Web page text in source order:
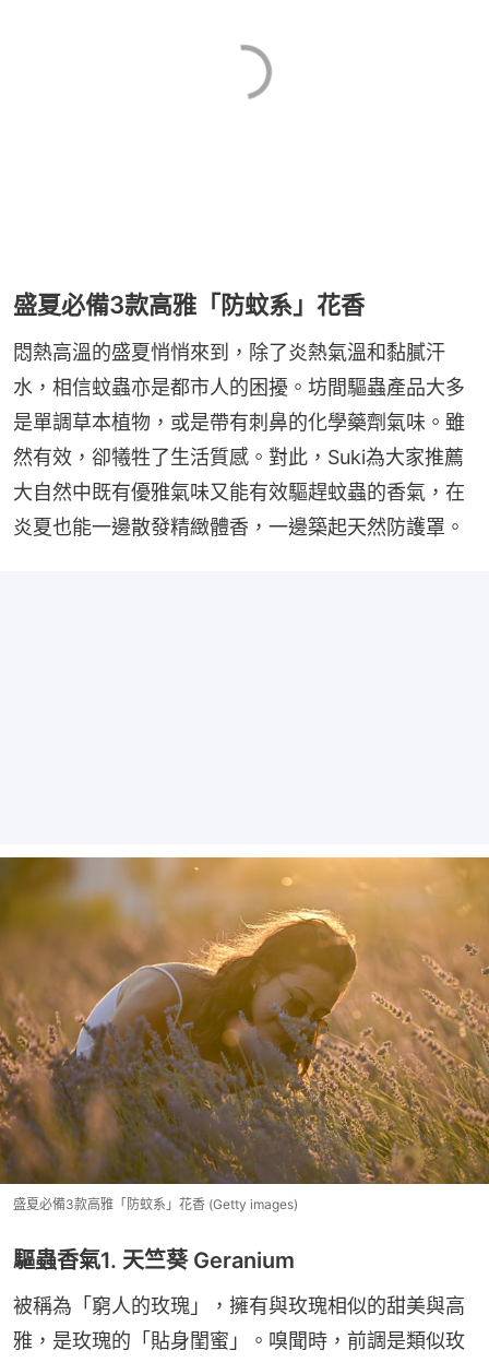
盛夏必備3款高雅「防蚊系」花香
悶熱高溫的盛夏悄悄來到，除了炎熱氣溫和黏膩汗
水，相信蚊蟲亦是都市人的困擾。坊間驅蟲產品大多
是單調草本植物，或是帶有刺鼻的化學藥劑氣味。雖
然有效，卻犧牲了生活質感。對此，Suki為大家推薦
大自然中既有優雅氣味又能有效驅趕蚊蟲的香氣，在
炎夏也能一邊散發精緻體香，一邊築起天然防護罩。
盛夏必備3款高雅「防蚊系」花香 (Getty images)
驅蟲香氣1. 天竺葵 Geranium
被稱為「窮人的玫瑰」，擁有與玫瑰相似的甜美與高
雅，是玫瑰的「貼身閨蜜」。嗅聞時，前調是類似玫